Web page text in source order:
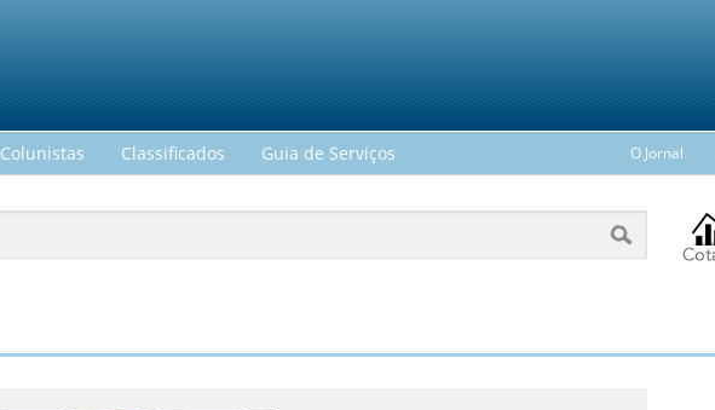
Colunistas Classificados Guia de Serviços O Jornal